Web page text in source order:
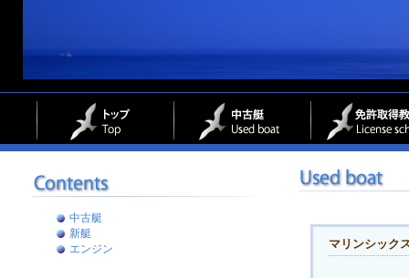
中古艇
新艇
エンジン
マリンシック